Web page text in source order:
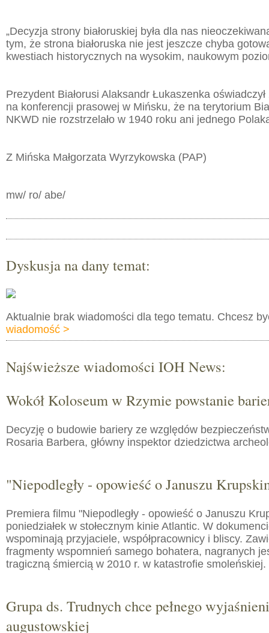
„Decyzja strony białoruskiej była dla nas
tym, że strona białoruska nie jest jeszcze chyba
kwestiach historycznych na wysokim, naukowym
Prezydent Białorusi Alaksandr Łukaszenka
na konferencji prasowej w Mińsku, że na terytorium
NKWD nie rozstrzelało w 1940 roku ani jednego
Z Mińska Małgorzata Wyrzykowska (PAP)
mw/ ro/ abe/
Dyskusja na dany temat:
Aktualnie brak wiadomości dla tego tematu. Chcesz
wiadomość >
Najświeższe wiadomości IOH News:
Wokół Koloseum w Rzymie powstanie
Decyzję o budowie bariery ze względów
Rosaria Barbera, główny inspektor dziedzictwa
"Niepodległy - opowieść o Januszu
Premiera filmu "Niepodległy - opowieść o Januszu
poniedziałek w stołecznym kinie Atlantic. W
wspominają przyjaciele, współpracownicy i bliscy.
fragmenty wspomnień samego bohatera, nagranych
tragiczną śmiercią w 2010 r. w katastrofie smoleńskiej.
Grupa ds. Trudnych chce pełnego
augustowskiej